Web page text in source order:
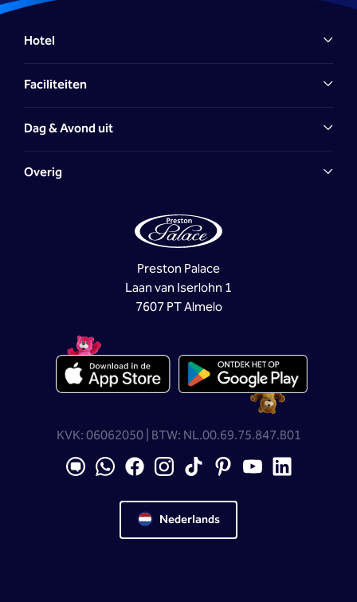
Hotel
Faciliteiten
Dag & Avond uit
Overig
Preston Palace
Laan van Iserlohn 1
7607 PT Almelo
KVK: 06062050 | BTW: NL.00.69.75.847.B01
Nederlands